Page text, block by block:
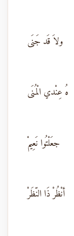
ولاَ قَد جَنَى
هُ عِنْدي الْمُنَى
جعَلْتُوا نَعِيمْ
أنْظُرْ ذَا النّظَرْ